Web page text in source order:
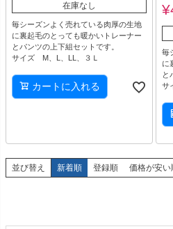
在庫なし
毎シーズンよく売れている肉厚の生地
に裏起毛のとっても暖かいトレーナー
とパンツの上下組セットです。
サイズ M、L、LL、３Ｌ
カートに入れる
¥
毎
に
と
サ
並び替え 新着順 登録順 価格が安い